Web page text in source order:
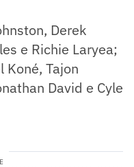
Derek
e Richie Laryea;
Koné, Tajon
David e Cyle